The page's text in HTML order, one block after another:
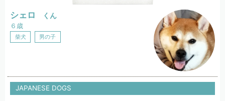
シェロ くん
６歳
柴犬 男の子
JAPANESE DOGS